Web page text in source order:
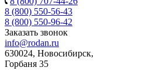
8 (800) 550-56-43
8 (800) 550-96-42
Заказать звонок
info@rodan.ru
630024, Новосибирск,
Горбаня 35